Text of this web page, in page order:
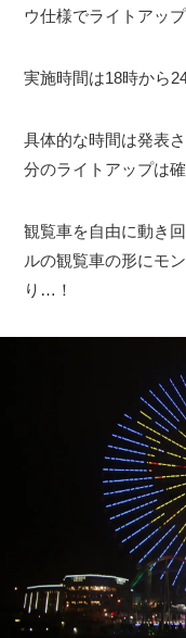
ウ仕様でライトアップ
実施時間は18時から24
具体的な時間は発表
分のライトアップは
観覧車を自由に動き
ルの観覧車の形にモ
り…！